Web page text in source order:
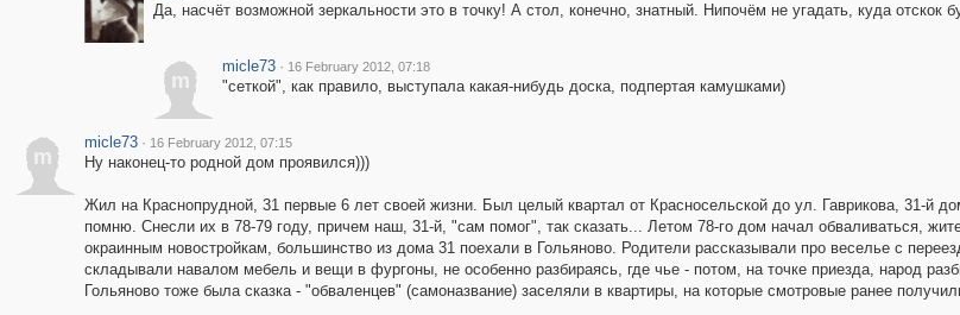
Да, насчёт возможной зеркальности это в точку! А стол, конечно, знатный. Нипочём не угадать, куда отскок
m
micle73 · 16 February 2012, 07:18
"сеткой", как правило, выступала какая-нибудь доска, подпертая камушками)
m
micle73 · 16 February 2012, 07:15
Ну наконец-то родной дом проявился)))
Жил на Краснопрудной, 31 первые 6 лет своей жизни. Был целый квартал от Красносельской до ул. Гаврикова, 31-й
помню. Снесли их в 78-79 году, причем наш, 31-й, "сам помог", так сказать... Летом 78-го дом начал обваливаться,
окраинным новостройкам, большинство из дома 31 поехали в Гольяново. Родители рассказывали про веселье с
складывали навалом мебель и вещи в фургоны, не особенно разбираясь, где чье - потом, на точке приезда, народ
Гольяново тоже была сказка - "обваленцев" (самоназвание) заселяли в квартиры, на которые смотровые ранее